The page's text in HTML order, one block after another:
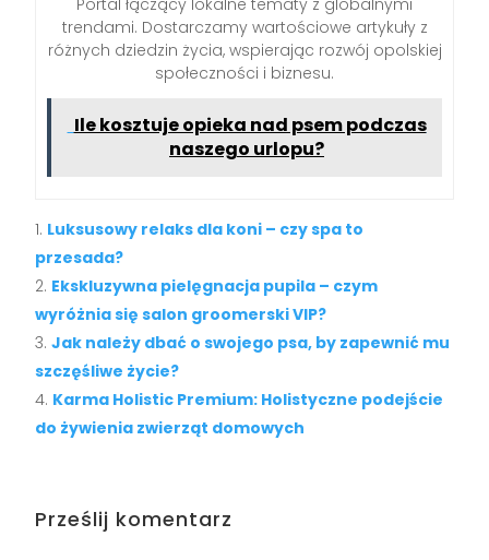
Portal łączący lokalne tematy z globalnymi
trendami. Dostarczamy wartościowe artykuły z
różnych dziedzin życia, wspierając rozwój opolskiej
społeczności i biznesu.
Ile kosztuje opieka nad psem podczas
naszego urlopu?
Luksusowy relaks dla koni – czy spa to
przesada?
Ekskluzywna pielęgnacja pupila – czym
wyróżnia się salon groomerski VIP?
Jak należy dbać o swojego psa, by zapewnić mu
szczęśliwe życie?
Karma Holistic Premium: Holistyczne podejście
do żywienia zwierząt domowych
Prześlij komentarz